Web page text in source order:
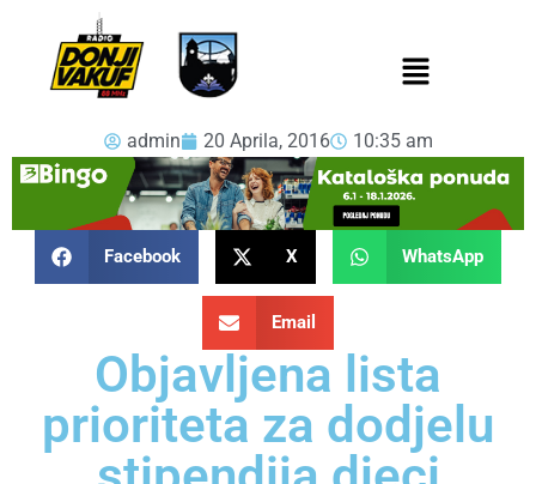
admin 20 Aprila, 2016 10:35 am
Facebook X WhatsApp
Email
Objavljena lista
prioriteta za dodjelu